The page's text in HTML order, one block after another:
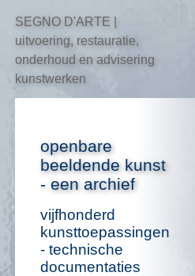
SEGNO D'ARTE |
uitvoering, restauratie,
onderhoud en advisering
kunstwerken
openbare
beeldende kunst
- een archief
vijfhonderd
kunsttoepassingen
- technische
documentaties